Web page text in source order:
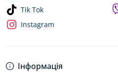
Інформація
Tik Tok
Instagram